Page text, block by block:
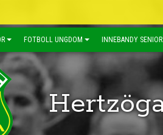
FOTBOLL UNGDOM INNEBANDY SENIOR